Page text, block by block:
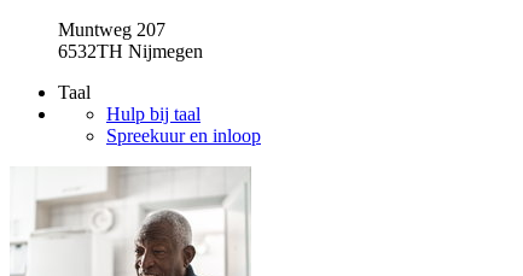
Muntweg 207
6532TH Nijmegen
Taal
Hulp bij taal
Spreekuur en inloop